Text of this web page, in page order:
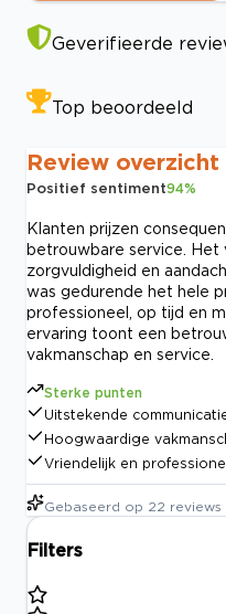
Geverifieerde
Top beoordeeld
Review overzicht
Positief sentiment94%
Klanten prijzen
betrouwbare service.
zorgvuldigheid en
was gedurende het hele
professioneel, op tijd en
ervaring toont een
vakmanschap en service.
Sterke punten
Uitstekende
Hoogwaardige
Vriendelijk en
Gebaseerd op 22 reviews
Filters